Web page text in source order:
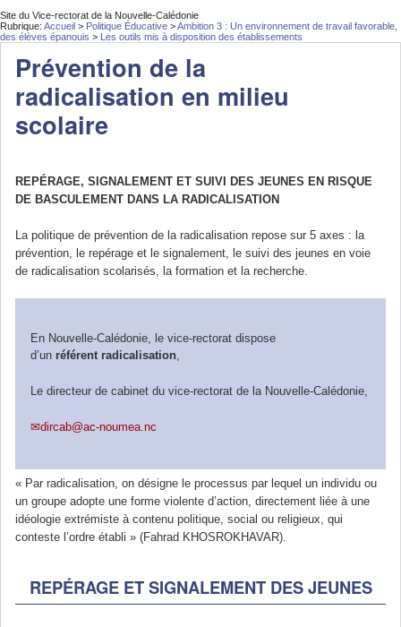
Site du Vice-rectorat de la Nouvelle-Calédonie
Rubrique: Accueil > Politique Éducative >Ambition 3 : Un environnement de travail favorable,
des élèves épanouis > Les outils mis à disposition des établissements
Prévention de la
radicalisation en milieu
scolaire
REPÉRAGE, SIGNALEMENT ET SUIVI DES JEUNES EN RISQUE
DE BASCULEMENT DANS LA RADICALISATION
La politique de prévention de la radicalisation repose sur 5 axes : la
prévention, le repérage et le signalement, le suivi des jeunes en voie
de radicalisation scolarisés, la formation et la recherche.
En Nouvelle-Calédonie, le vice-rectorat dispose
d’un référent radicalisation,
Le directeur de cabinet du vice-rectorat de la Nouvelle-Calédonie,
dircab@ac-noumea.nc
« Par radicalisation, on désigne le processus par lequel un individu ou
un groupe adopte une forme violente d’action, directement liée à une
idéologie extrémiste à contenu politique, social ou religieux, qui
conteste l’ordre établi » (Fahrad KHOSROKHAVAR).
REPÉRAGE ET SIGNALEMENT DES JEUNES